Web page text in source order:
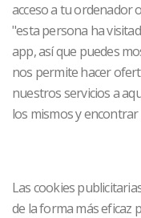
acceso a tu ordenador
"esta persona ha
app, así que puedes
nos permite hacer
nuestros servicios a
los mismos y
Las cookies
de la forma más eficaz